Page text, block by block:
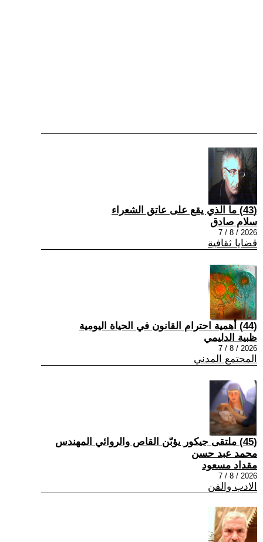
(43) ما الذي يقع على عاتق الشعراء
سلام صادق
2026 / 8 / 7
قضايا ثقافية
(44) أهمية احترام القانون في الحياة اليومية
ظبية الدليمي
2026 / 8 / 7
المجتمع المدني
(45) ملتقى جيكور يؤبّن القاص والروائي المهندس
محمد عبد حسن
مقداد مسعود
2026 / 8 / 7
الادب والفن